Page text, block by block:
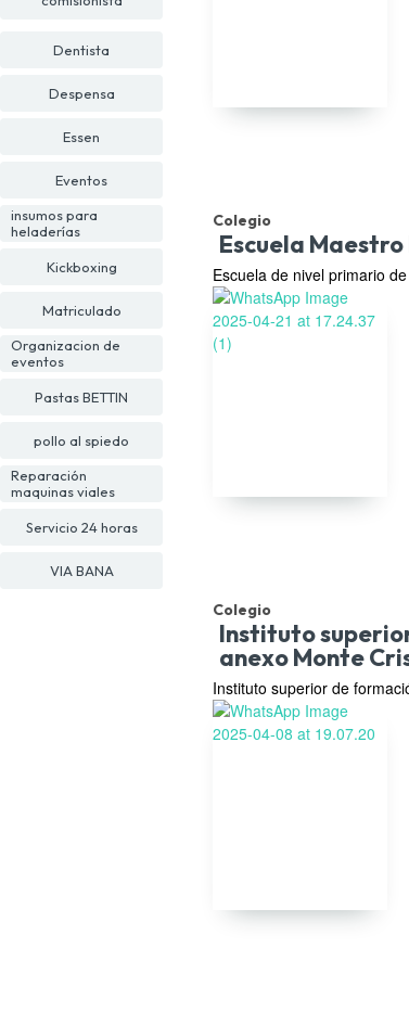
Dentista
Despensa
Essen
Eventos
insumos para
heladerías
Kickboxing
Matriculado
Organizacion de
eventos
Pastas BETTIN
pollo al spiedo
Reparación
maquinas viales
Servicio 24 horas
VIA BANA
Colegio
Escuela
Escuela de nivel primario
Colegio
Instituto
anexo Monte
Instituto superior de